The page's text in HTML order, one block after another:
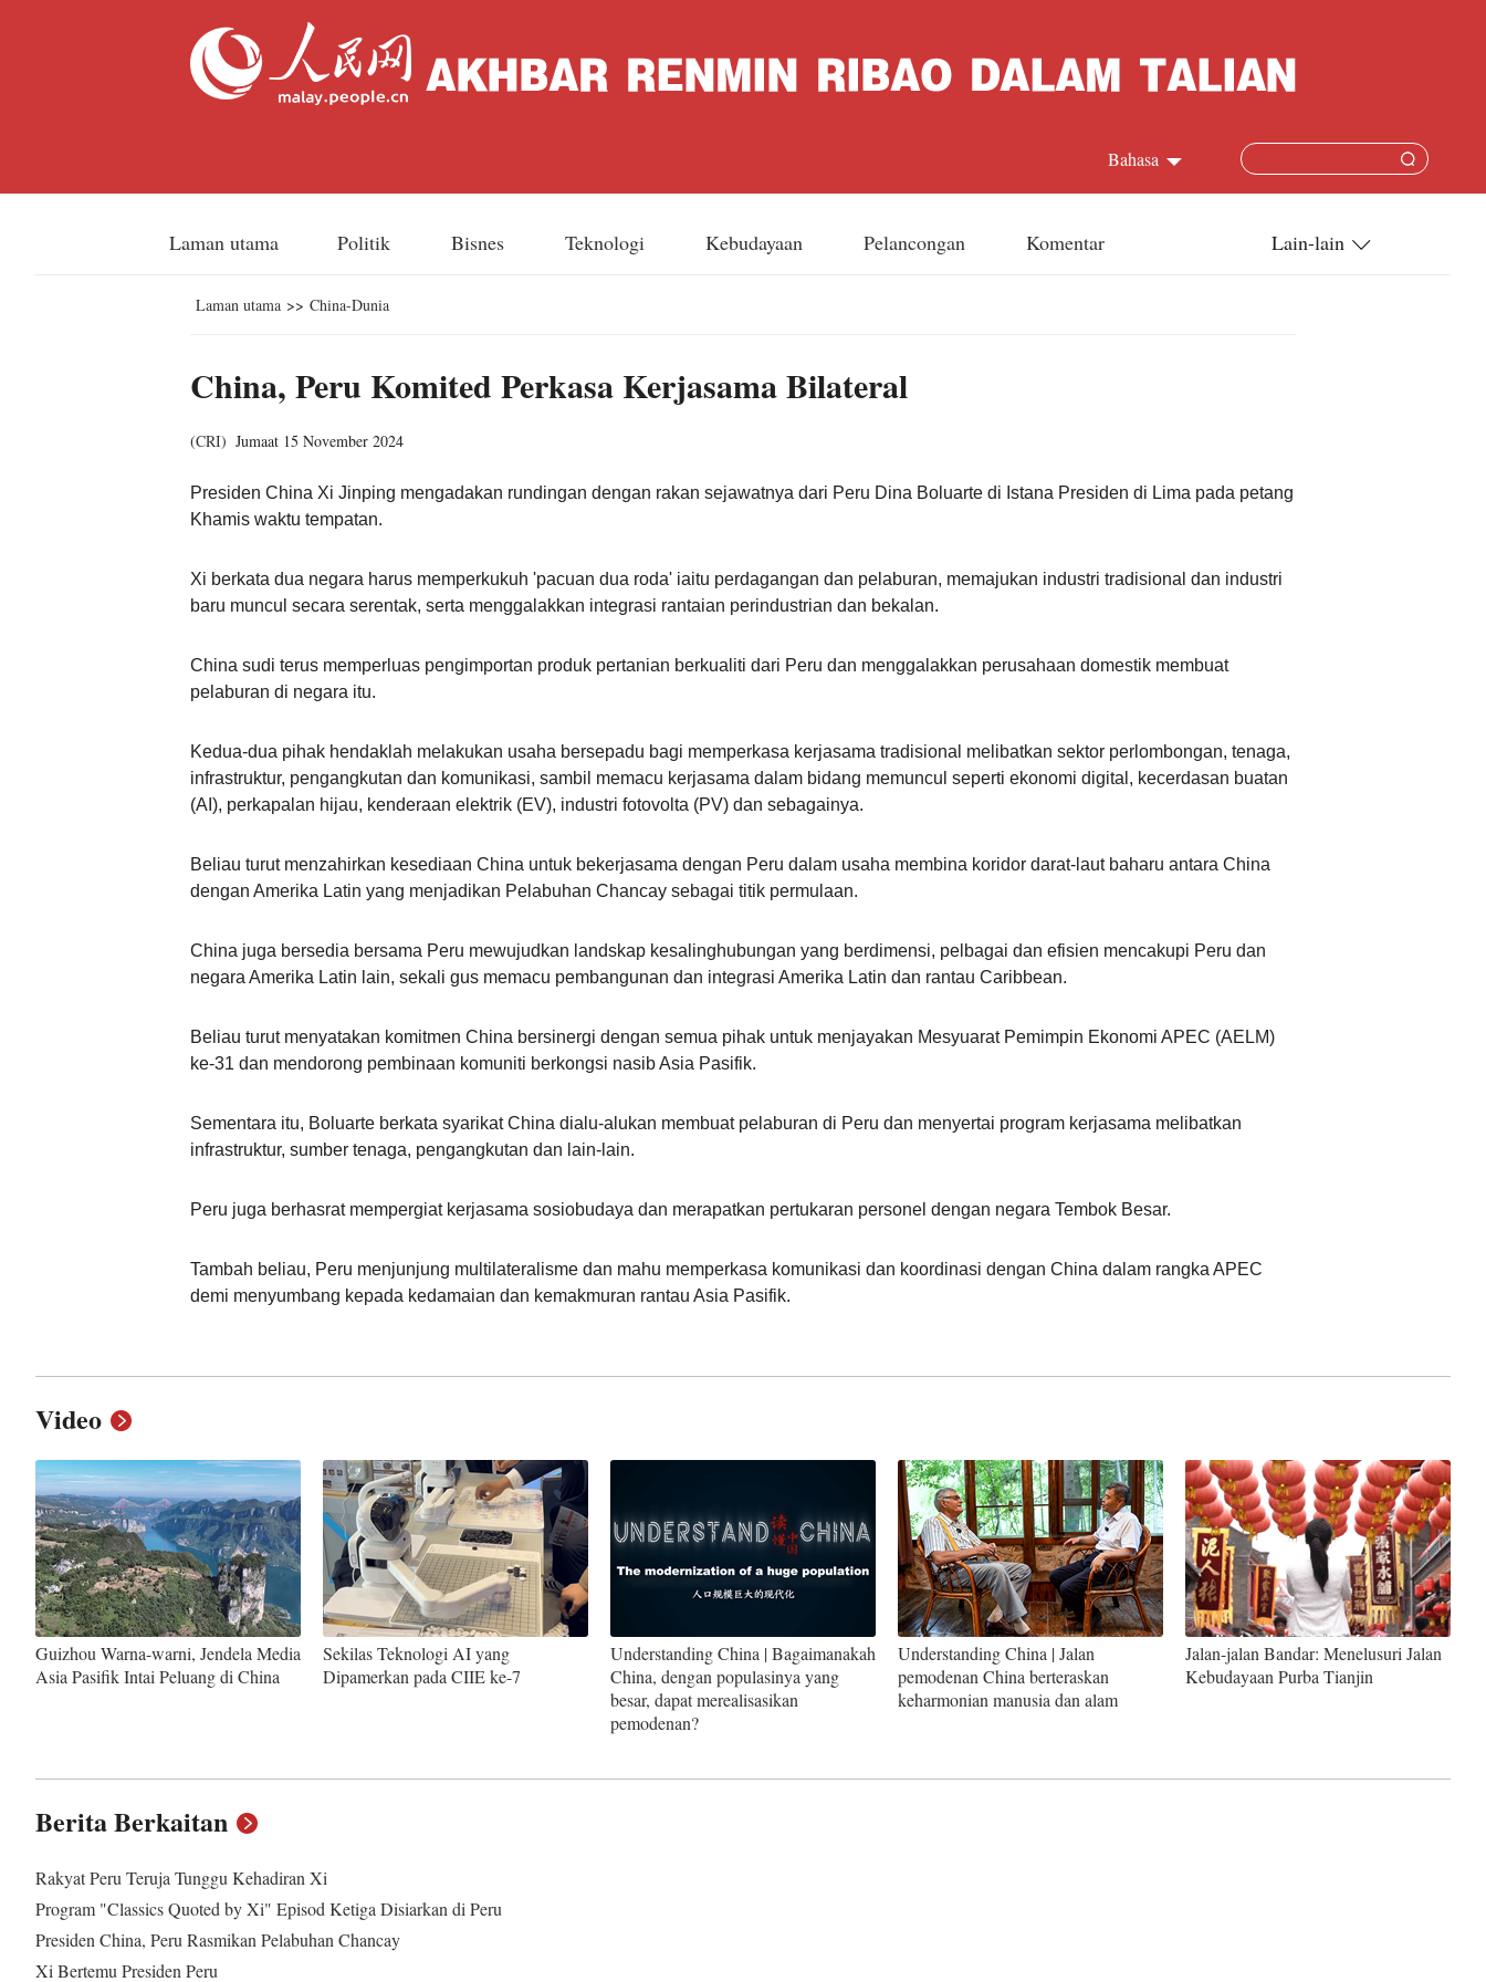
Bahasa
Русский
Deutsch
Kiswahili
Қазақ тілі
Ελληνικά
Laman utama Politik Bisnes Teknologi Kebudayaan Pelancongan Komentar Lain-lain
Laman utama >> China-Dunia
China, Peru Komited Perkasa Kerjasama Bilateral
(CRI) Jumaat 15 November 2024
Presiden China Xi Jinping mengadakan rundingan dengan rakan sejawatnya dari Peru Dina Boluarte di Istana Presiden di Lima pada petang
Khamis waktu tempatan.
Xi berkata dua negara harus memperkukuh 'pacuan dua roda' iaitu perdagangan dan pelaburan, memajukan industri tradisional dan industri
baru muncul secara serentak, serta menggalakkan integrasi rantaian perindustrian dan bekalan.
China sudi terus memperluas pengimportan produk pertanian berkualiti dari Peru dan menggalakkan perusahaan domestik membuat
pelaburan di negara itu.
Kedua-dua pihak hendaklah melakukan usaha bersepadu bagi memperkasa kerjasama tradisional melibatkan sektor perlombongan, tenaga,
infrastruktur, pengangkutan dan komunikasi, sambil memacu kerjasama dalam bidang memuncul seperti ekonomi digital, kecerdasan buatan
(AI), perkapalan hijau, kenderaan elektrik (EV), industri fotovolta (PV) dan sebagainya.
Beliau turut menzahirkan kesediaan China untuk bekerjasama dengan Peru dalam usaha membina koridor darat-laut baharu antara China
dengan Amerika Latin yang menjadikan Pelabuhan Chancay sebagai titik permulaan.
China juga bersedia bersama Peru mewujudkan landskap kesalinghubungan yang berdimensi, pelbagai dan efisien mencakupi Peru dan
negara Amerika Latin lain, sekali gus memacu pembangunan dan integrasi Amerika Latin dan rantau Caribbean.
Beliau turut menyatakan komitmen China bersinergi dengan semua pihak untuk menjayakan Mesyuarat Pemimpin Ekonomi APEC (AELM)
ke-31 dan mendorong pembinaan komuniti berkongsi nasib Asia Pasifik.
Sementara itu, Boluarte berkata syarikat China dialu-alukan membuat pelaburan di Peru dan menyertai program kerjasama melibatkan
infrastruktur, sumber tenaga, pengangkutan dan lain-lain.
Peru juga berhasrat mempergiat kerjasama sosiobudaya dan merapatkan pertukaran personel dengan negara Tembok Besar.
Tambah beliau, Peru menjunjung multilateralisme dan mahu memperkasa komunikasi dan koordinasi dengan China dalam rangka APEC
demi menyumbang kepada kedamaian dan kemakmuran rantau Asia Pasifik.
Video
Guizhou Warna-warni, Jendela Media
Asia Pasifik Intai Peluang di China
Sekilas Teknologi AI yang
Dipamerkan pada CIIE ke-7
Understanding China | Bagaimanakah
China, dengan populasinya yang
besar, dapat merealisasikan
pemodenan?
Understanding China | Jalan
pemodenan China berteraskan
keharmonian manusia dan alam
Jalan-jalan Bandar: Menelusuri Jalan
Kebudayaan Purba Tianjin
Berita Berkaitan
Rakyat Peru Teruja Tunggu Kehadiran Xi
Program "Classics Quoted by Xi" Episod Ketiga Disiarkan di Peru
Presiden China, Peru Rasmikan Pelabuhan Chancay
Xi Bertemu Presiden Peru